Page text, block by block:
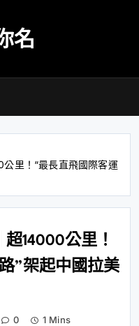
名
里！“最長直飛國際客運
14000公里！
”架起中國拉美
0 1 Mins